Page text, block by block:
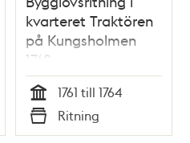
kvarteret Traktören
på Kungsholmen
1762
Tid
1761 till 1764
Typ
Ritning